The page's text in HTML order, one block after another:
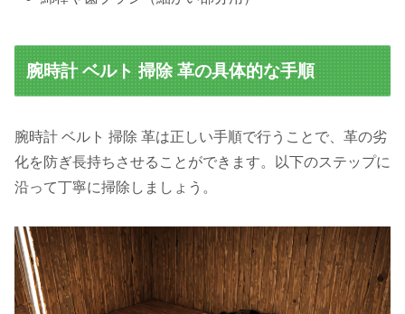
腕時計 ベルト 掃除 革の具体的な手順
腕時計 ベルト 掃除 革は正しい手順で行うことで、革の劣
化を防ぎ長持ちさせることができます。以下のステップに
沿って丁寧に掃除しましょう。